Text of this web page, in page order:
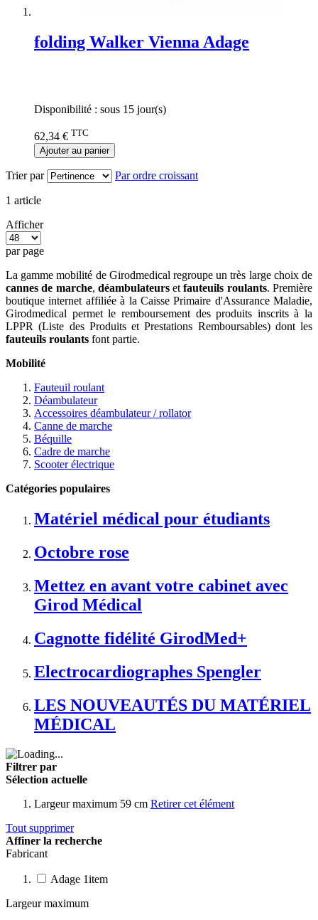
folding Walker Vienna Adage
Disponibilité : sous 15 jour(s)
62,34 € TTC
Ajouter au panier
Trier par Par ordre croissant
1 article
Afficher
par page
La gamme mobilité de Girodmedical regroupe un très large choix de
cannes de marche, déambulateursetfauteuils roulants. Première
boutique internet affiliée à la Caisse Primaire d'Assurance Maladie,
Girodmedical permet le remboursement des produits inscrits à la
LPPR (Liste des Produits et Prestations Remboursables) dont les
fauteuils roulants font partie.
Mobilité
Fauteuil roulant
Déambulateur
Accessoires déambulateur / rollator
Canne de marche
Béquille
Cadre de marche
Scooter électrique
Catégories populaires
Matériel médical pour étudiants
Octobre rose
Mettez en avant votre cabinet avec
Girod Médical
Cagnotte fidélité GirodMed+
Electrocardiographes Spengler
LES NOUVEAUTÉS DU MATÉRIEL
MÉDICAL
Filtrer par
Sélection actuelle
Largeur maximum 59 cm Retirer cet élément
Tout supprimer
Affiner la recherche
Fabricant
Adage 1item
Largeur maximum